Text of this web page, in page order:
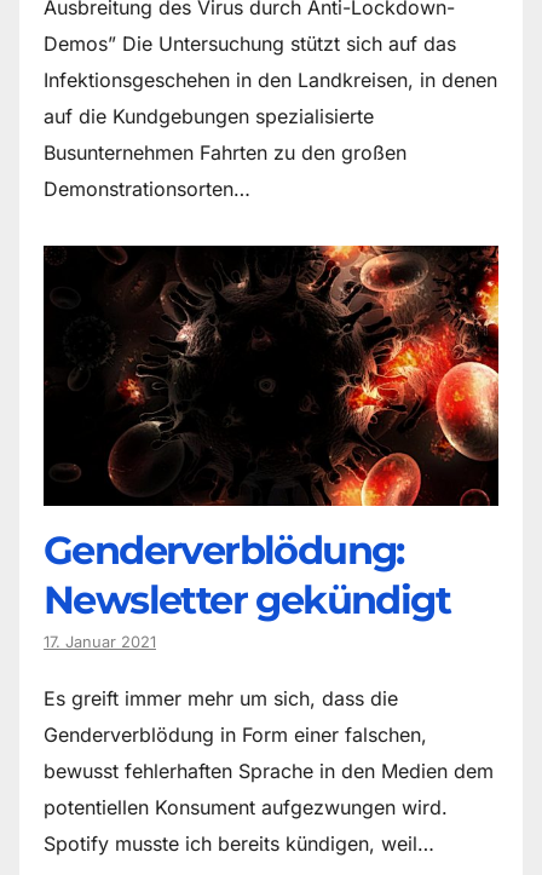
Ausbreitung des Virus durch Anti-Lockdown-
Demos” Die Untersuchung stützt sich auf das
Infektionsgeschehen in den Landkreisen, in denen
auf die Kundgebungen spezialisierte
Busunternehmen Fahrten zu den großen
Demonstrationsorten…
Genderverblödung:
Newsletter gekündigt
17. Januar 2021
Es greift immer mehr um sich, dass die
Genderverblödung in Form einer falschen,
bewusst fehlerhaften Sprache in den Medien dem
potentiellen Konsument aufgezwungen wird.
Spotify musste ich bereits kündigen, weil…